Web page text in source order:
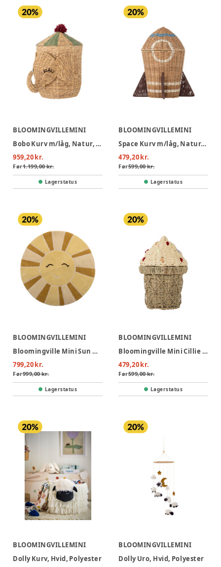
BLOOMINGVILLEMINI
Bobo Kurv m/låg, Natur, Vandhyacint
959,20 kr.
Før1.199,00 kr.
Lagerstatus
BLOOMINGVILLEMINI
Space Kurv m/låg, Natur, Rattan
479,20 kr.
Før599,00 kr.
Lagerstatus
BLOOMINGVILLEMINI
Bloomingville Mini Sun Uldtæppe - Gul
799,20 kr.
Før999,00 kr.
Lagerstatus
BLOOMINGVILLEMINI
Bloomingville Mini Cillie Kurv Med Låg - Natur
479,20 kr.
Før599,00 kr.
Lagerstatus
BLOOMINGVILLEMINI
Dolly Kurv, Hvid, Polyester
BLOOMINGVILLEMINI
Dolly Uro, Hvid, Polyester